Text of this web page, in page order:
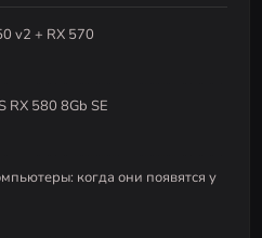
v2 + RX 570
RX 580 8Gb SE
когда они появятся у